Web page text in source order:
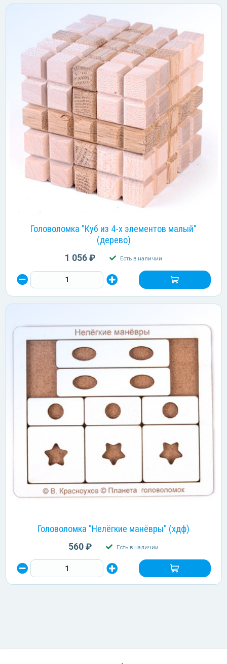
Головоломка "Куб из 4-х элементов малый"
(дерево)
1 056 ₽ Есть в наличии
Головоломка "Нелёгкие манёвры" (хдф)
560 ₽ Есть в наличии